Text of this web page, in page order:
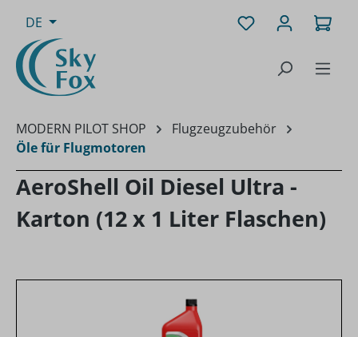
Zum Hauptinhalt springen
DE Du hast 0
MODERN PILOT SHOP
Flugzeugzubehör
Öle für Flugmotoren
AeroShell Oil Diesel Ultra -
Karton (12 x 1 Liter Flaschen)